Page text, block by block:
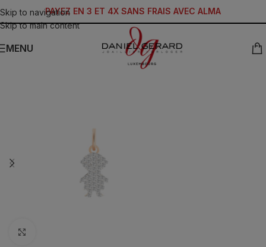
Skip to navigation
Skip to main content
PAYEZ EN 3 ET 4X SANS FRAIS AVEC ALMA
MENU